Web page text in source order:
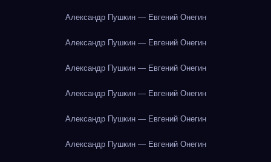
Александр Пушкин — Евгений Онегин
Александр Пушкин — Евгений Онегин
Александр Пушкин — Евгений Онегин
Александр Пушкин — Евгений Онегин
Александр Пушкин — Евгений Онегин
Александр Пушкин — Евгений Онегин